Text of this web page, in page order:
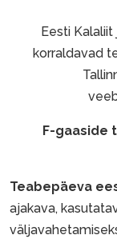
Eesti
korraldavad
F-gaaside
Teabepäeva
ajakava,